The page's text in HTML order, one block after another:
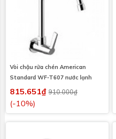
Vòi chậu rửa chén American
Standard WF-T607 nước lạnh
815.651₫ 910.000₫
(-10%)